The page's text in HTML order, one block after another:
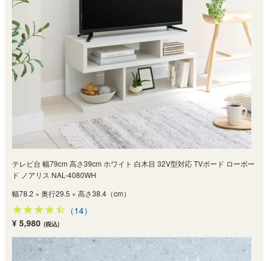
テレビ台 幅79cm 高さ39cm ホワイト 白木目 32V型対応 TVボード ローボー
ド ノアリス NAL-4080WH
幅78.2 × 奥行29.5 × 高さ38.4（cm）
（14）
¥ 5,980 (税込)